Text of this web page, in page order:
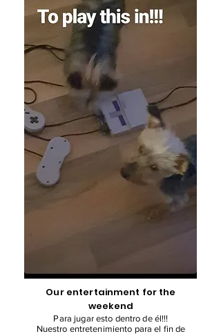
Our entertainment for the
weekend
Para jugar esto dentro de él!!!
Nuestro entretenimiento para el fin de